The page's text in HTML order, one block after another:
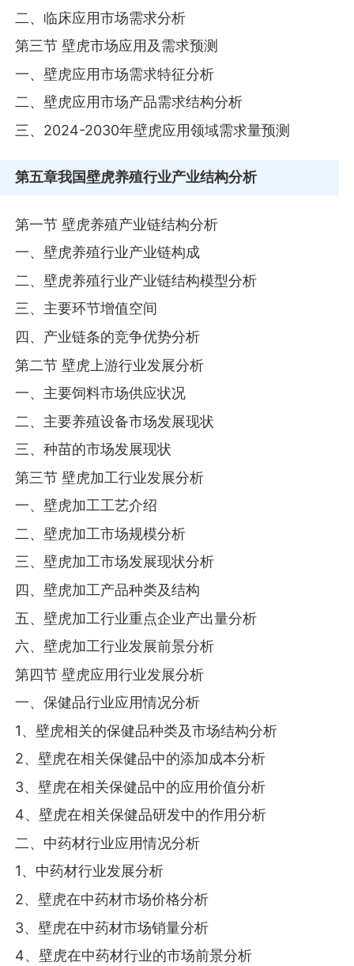
二、临床应用市场需求分析
第三节 壁虎市场应用及需求预测
一、壁虎应用市场需求特征分析
二、壁虎应用市场产品需求结构分析
三、2024-2030年壁虎应用领域需求量预测
第五章我国壁虎养殖行业产业结构分析
第一节 壁虎养殖产业链结构分析
一、壁虎养殖行业产业链构成
二、壁虎养殖行业产业链结构模型分析
三、主要环节增值空间
四、产业链条的竞争优势分析
第二节 壁虎上游行业发展分析
一、主要饲料市场供应状况
二、主要养殖设备市场发展现状
三、种苗的市场发展现状
第三节 壁虎加工行业发展分析
一、壁虎加工工艺介绍
二、壁虎加工市场规模分析
三、壁虎加工市场发展现状分析
四、壁虎加工产品种类及结构
五、壁虎加工行业重点企业产出量分析
六、壁虎加工行业发展前景分析
第四节 壁虎应用行业发展分析
一、保健品行业应用情况分析
1、壁虎相关的保健品种类及市场结构分析
2、壁虎在相关保健品中的添加成本分析
3、壁虎在相关保健品中的应用价值分析
4、壁虎在相关保健品研发中的作用分析
二、中药材行业应用情况分析
1、中药材行业发展分析
2、壁虎在中药材市场价格分析
3、壁虎在中药材市场销量分析
4、壁虎在中药材行业的市场前景分析